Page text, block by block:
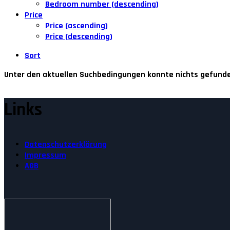
Bedroom number (descending)
Price
Price (ascending)
Price (descending)
Sort
Unter den aktuellen Suchbedingungen konnte nichts
Links
Datenschutzerklärung
Impressum
AGB